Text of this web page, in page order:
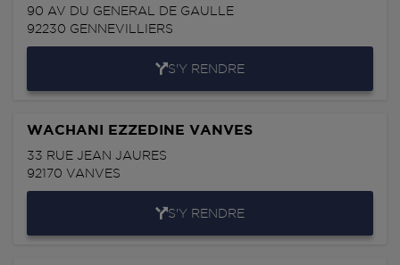
90 AV DU GENERAL DE GAULLE
92230 GENNEVILLIERS
S'Y RENDRE
WACHANI EZZEDINE VANVES
33 RUE JEAN JAURES
92170 VANVES
S'Y RENDRE